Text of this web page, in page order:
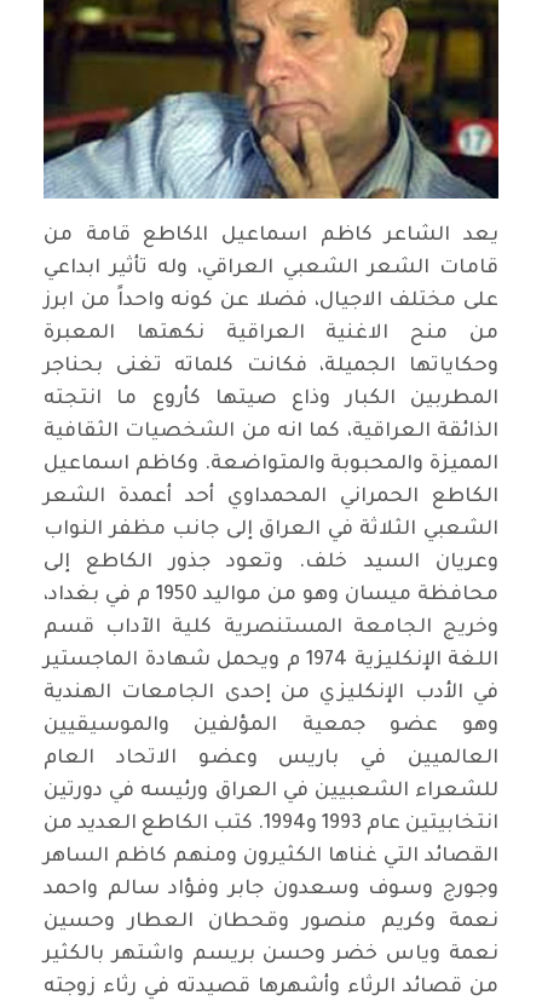
يعد الشاعر كاظم اسماعيل اﻠكاطع قامة من
قامات الشعر الشعبي العراقي، وله تأثير ابداعي
على مختلف الاجيال، فضلا عن كونه واحداً من ابرز
من منح الاغنية العراقية نكهتها المعبرة
وحكاياتها الجميلة، فكانت كلماته تغنى بحناجر
المطربين الكبار وذاع صيتها كأروع ما انتجته
الذائقة العراقية، كما انه من الشخصيات الثقافية
المميزة والمحبوبة والمتواضعة. وكاظم اسماعيل
الكاطع الحمراني المحمداوي أحد أعمدة الشعر
الشعبي الثلاثة في العراق إلى جانب مظفر النواب
وعريان السيد خلف. وتعود جذور الكاطع إلى
محافظة ميسان وهو من مواليد 1950 م في بغداد،
وخريج الجامعة المستنصرية كلية الآداب قسم
اللغة الإنكليزية 1974 م ويحمل شهادة الماجستير
في الأدب الإنكليزي من إحدى الجامعات الهندية
وهو عضو جمعية المؤلفين والموسيقيين
العالميين في باريس وعضو الاتحاد العام
للشعراء الشعبيين في العراق ورئيسه في دورتين
انتخابيتين عام 1993 و1994. كتب الكاطع العديد من
القصائد التي غناها الكثيرون ومنهم كاظم الساهر
وجورج وسوف وسعدون جابر وفؤاد سالم واحمد
نعمة وكريم منصور وقحطان العطار وحسين
نعمة وياس خضر وحسن بريسم واشتهر بالكثير
من قصائد الرثاء وأشهرها قصيدته في رثاء زوجته